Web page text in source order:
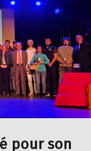
pour son